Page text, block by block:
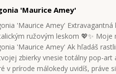
'Maurice Amey'
'Maurice Amey' Extravagantná
ružovým leskom 💖✨ Moje
'Maurice Amey' Ak hľadáš
zbierky vnesie totálny pop-art
v prírode málokedy uvidíš, práve